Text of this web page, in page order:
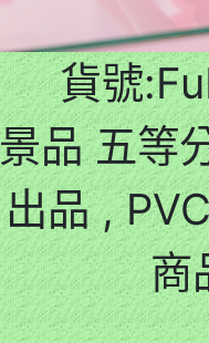
貨號
品 五等
品 ,
商